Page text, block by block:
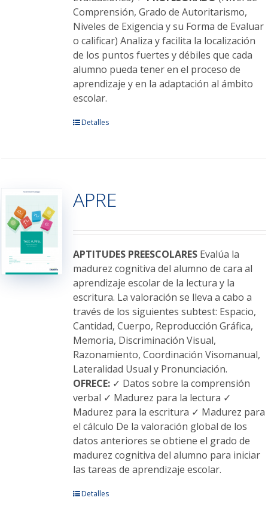
Comprensión, Grado de Autoritarismo,
Niveles de Exigencia y su Forma de Evaluar
o calificar) Analiza y facilita la localización
de los puntos fuertes y débiles que cada
alumno pueda tener en el proceso de
aprendizaje y en la adaptación al ámbito
escolar.
Este
Las
opciones
elegir
en
la
página
de
producto
Detalles
APRE
APTITUDES PREESCOLARESEvalúa la
madurez cognitiva del alumno de cara al
aprendizaje escolar de la lectura y la
escritura. La valoración se lleva a cabo a
través de los siguientes subtest: Espacio,
Cantidad, Cuerpo, Reproducción Gráfica,
Memoria, Discriminación Visual,
Razonamiento, Coordinación Visomanual,
Lateralidad Usual y Pronunciación.
OFRECE:✓ Datos sobre la comprensión
verbal ✓ Madurez para la lectura ✓
Madurez para la escritura ✓ Madurez para
el cálculo De la valoración global de los
datos anteriores se obtiene el grado de
madurez cognitiva del alumno para iniciar
las tareas de aprendizaje escolar.
EsteDetalles